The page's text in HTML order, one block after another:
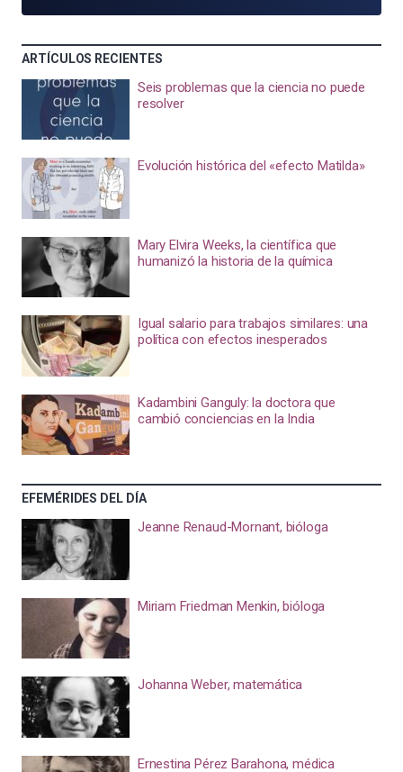
ARTÍCULOS RECIENTES
Seis problemas que la ciencia no puede
resolver
Evolución histórica del «efecto Matilda»
Mary Elvira Weeks, la científica que
humanizó la historia de la química
Igual salario para trabajos similares: una
política con efectos inesperados
Kadambini Ganguly: la doctora que
cambió conciencias en la India
EFEMÉRIDES DEL DÍA
Jeanne Renaud-Mornant, bióloga
Miriam Friedman Menkin, bióloga
Johanna Weber, matemática
Ernestina Pérez Barahona, médica